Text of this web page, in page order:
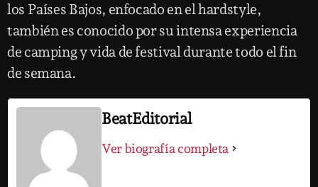
los Países Bajos, enfocado en el hardstyle,
también es conocido por su intensa experiencia
de camping y vida de festival durante todo el fin
de semana.
BeatEditorial
Ver biografía completa